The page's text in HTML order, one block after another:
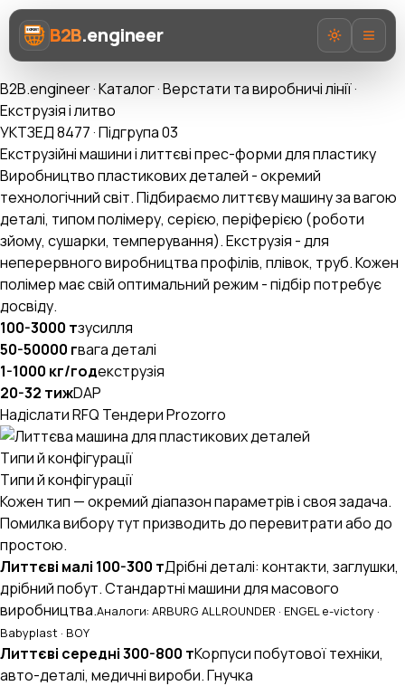
B2B.engineer
Про нас
Послуги
Prozorro AI
Категорії
AI-Експерт ВЕД
UA EN
B2B.engineer·Каталог·Верстати та виробничі лінії·
Екструзія і литво
УКТЗЕД 8477 · Підгрупа 03
Екструзійні машини і литтєві прес-форми для пластику
Виробництво пластикових деталей - окремий
технологічний світ. Підбираємо литтєву машину за вагою
деталі, типом полімеру, серією, періферією (роботи
зйому, сушарки, темперування). Екструзія - для
неперервного виробництва профілів, плівок, труб. Кожен
полімер має свій оптимальний режим - підбір потребує
досвіду.
100-3000 тзусилля
50-50000 гвага деталі
1-1000 кг/годекструзія
20-32 тижDAP
Надіслати RFQ Тендери Prozorro
Типи й конфігурації
Типи й конфігурації
Кожен тип — окремий діапазон параметрів і своя задача.
Помилка вибору тут призводить до перевитрати або до
простою.
Литтєві малі 100-300 тДрібні деталі: контакти, заглушки,
дрібний побут. Стандартні машини для масового
виробництва.Аналоги: ARBURG ALLROUNDER · ENGEL e-victory ·
Babyplast · BOY
Литтєві середні 300-800 тКорпуси побутової техніки,
авто-деталі, медичні вироби. Гнучка